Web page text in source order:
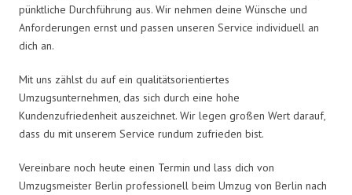
pünktliche Durchführung aus. Wir nehmen deine Wünsche und
Anforderungen ernst und passen unseren Service individuell an
dich an.
Mit uns zählst du auf ein qualitätsorientiertes
Umzugsunternehmen, das sich durch eine hohe
Kundenzufriedenheit auszeichnet. Wir legen großen Wert darauf,
dass du mit unserem Service rundum zufrieden bist.
Vereinbare noch heute einen Termin und lass dich von
Umzugsmeister Berlin professionell beim Umzug von Berlin nach